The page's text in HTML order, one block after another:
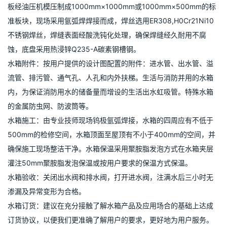
应用范围 ：建筑行业生活及消防给水；各种场合的储水池；工矿企
业的生产、生活给水；其它类型的介质容器（例如：液态化工产
品、啤酒、乳类）；各种类型的循环水、冷却水、热水供应系统。
水箱设计制作检验标准：水箱按02S101《矩形给水箱》、
JB/T4735《钢制常压容器卫生标准》进行设计制作检验；卫生标准
必须符合GB9684《不锈钢食品容器卫生标准》、GB17219《生活
饮用水输配水设备及防护材料的安全评价规范》。
选用材料：根据贮液的性质和使用环境选用不同的食品级不锈钢板
材(SUS304、SUS316、SUS444等)，以保证容器的安全使用，钢
板经油压机模压制成1000mm×1000mm或1000mm×500mm的标
准板块，现场采用氩弧焊焊接而成，焊丝选用ER308,H0Cr21Ni10
不锈钢焊丝，焊缝表面经酸洗钝化处理，确保焊缝经久耐用不腐
蚀，底盘采用热浸锌Q235-A碳素钢槽钢。
水箱附件：按用户提供的设计图配置的附件：进水管、出水管、溢
流管、排污管、通气孔、人孔和内外扶梯。生活与消防并用的水箱
内，为保证消防用水的储备量而增设的生活出水虹吸管。特殊水箱